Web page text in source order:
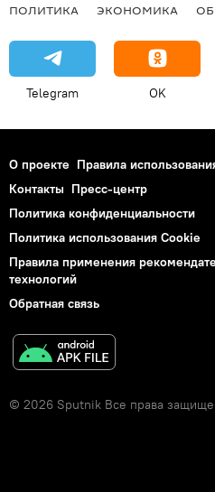
ПОЛИТИКА ЭКОНОМИКА
Telegram OK
О проекте Правила
Контакты Пресс-центр
Политика конфиденциальности
Политика использования Cookie
Правила применения
технологий
Обратная связь
© 2026 Sputnik Все права